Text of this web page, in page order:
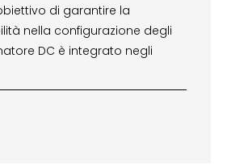
di garantire la
nella configurazione degli
DC è integrato negli